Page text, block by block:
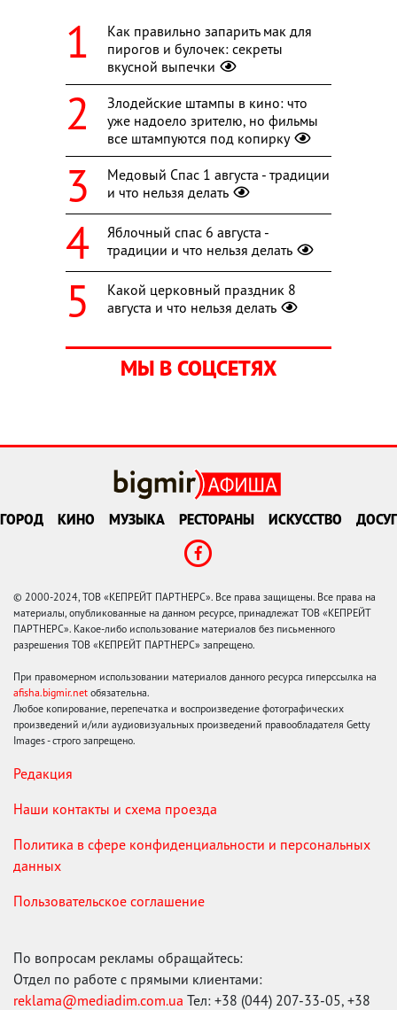
Как правильно запарить мак для
пирогов и булочек: секреты
вкусной выпечки
Злодейские штампы в кино: что
уже надоело зрителю, но фильмы
все штампуются под копирку
Медовый Спас 1 августа - традиции
и что нельзя делать
Яблочный спас 6 августа -
традиции и что нельзя делать
Какой церковный праздник 8
августа и что нельзя делать
МЫ В СОЦСЕТЯХ
ГОРОД КИНО МУЗЫКА РЕСТОРАНЫ ИСКУССТВО ДОСУГ
© 2000-2024, ТОВ «КЕПРЕЙТ ПАРТНЕРС». Все права защищены. Все права на
материалы, опубликованные на данном ресурсе, принадлежат ТОВ «КЕПРЕЙТ
ПАРТНЕРС». Какое-либо использование материалов без письменного
разрешения ТОВ «КЕПРЕЙТ ПАРТНЕРС» запрещено.
При правомерном использовании материалов данного ресурса гиперссылка на
afisha.bigmir.net обязательна.
Любое копирование, перепечатка и воспроизведение фотографических
произведений и/или аудиовизуальных произведений правообладателя Getty
Images - строго запрещено.
Редакция
Наши контакты и схема проезда
Политика в сфере конфиденциальности и персональных
данных
Пользовательское соглашение
По вопросам рекламы обращайтесь:
Отдел по работе с прямыми клиентами:
reklama@mediadim.com.ua Тел: +38 (044) 207-33-05, +38